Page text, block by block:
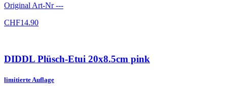
Original Art-Nr---
CHF14.90
DIDDL Plüsch-Etui 20x8.5cm pink
limitierte Auflage